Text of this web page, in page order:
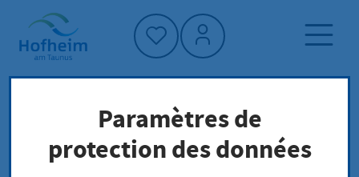
Accueil"
Page d'accueil
Trouver un service
Préoccupations locales
Paramètres de
protection des données